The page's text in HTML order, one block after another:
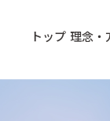
トップ 理念・